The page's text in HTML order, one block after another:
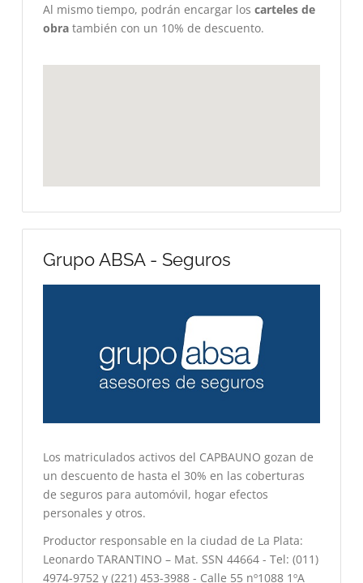
Al mismo tiempo, podrán encargar los carteles de
obratambién con un 10% de descuento.
Grupo ABSA - Seguros
Los matriculados activos del CAPBAUNO gozan de
un descuento de hasta el 30% en las coberturas
de seguros para automóvil, hogar efectos
personales y otros.
Productor responsable en la ciudad de La Plata:
Leonardo TARANTINO – Mat. SSN 44664 - Tel: (011)
4974-9752 y (221) 453-3988 - Calle 55 nº1088 1ºA